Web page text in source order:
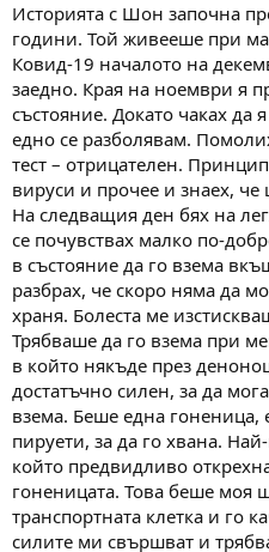
Историята с Шон започна
години. Той живееше при
Ковид-19 началото на
заедно. Края на ноември я
състояние. Докато чаках да
едно се разболявам.
тест – отрицателен.
вируси и прочее и знаех,
На следващия ден бях на
се почувствах малко по-
в състояние да го взема
разбрах, че скоро няма да
храня. Болеста ме
Трябваше да го взема при
в който някъде през
достатъчно силен, за да
взема. Беше една гоненица,
пируети, за да го хвана.
който предвидливо
гоненицата. Това беше моя
транспортната клетка и го
силите ми свършват и